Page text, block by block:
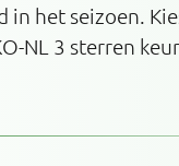
in het seizoen.
NL 3 sterren